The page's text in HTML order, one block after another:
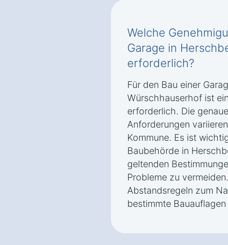
Welche
Garage in
erforderlich?
Für den Bau einer
Würschhauserhof ist
erforderlich. Die
Anforderungen
Kommune. Es ist
Baubehörde in
geltenden
Probleme zu
Abstandsregeln zum
bestimmte